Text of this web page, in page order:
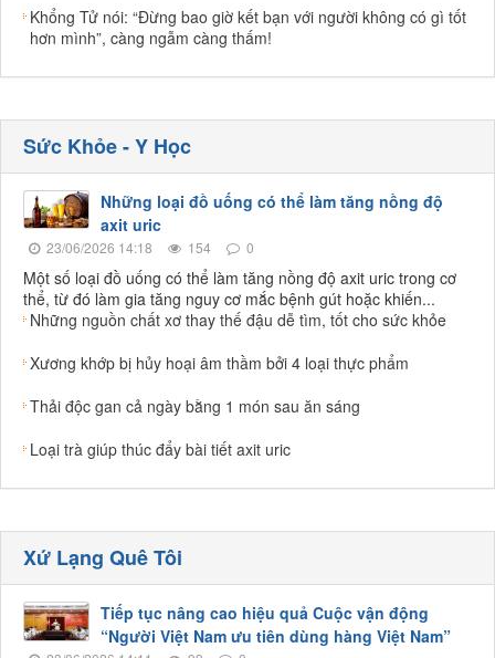
Khổng Tử nói: “Đừng bao giờ kết bạn với người không có gì tốt
hơn mình”, càng ngẫm càng thấm!
Sức Khỏe - Y Học
Những loại đồ uống có thể làm tăng nồng độ
axit uric
23/06/2026 14:18 154 0
Một số loại đồ uống có thể làm tăng nồng độ axit uric trong cơ
thể, từ đó làm gia tăng nguy cơ mắc bệnh gút hoặc khiến...
Những nguồn chất xơ thay thế đậu dễ tìm, tốt cho sức khỏe
Xương khớp bị hủy hoại âm thầm bởi 4 loại thực phẩm
Thải độc gan cả ngày bằng 1 món sau ăn sáng
Loại trà giúp thúc đẩy bài tiết axit uric
Xứ Lạng Quê Tôi
Tiếp tục nâng cao hiệu quả Cuộc vận động
“Người Việt Nam ưu tiên dùng hàng Việt Nam”